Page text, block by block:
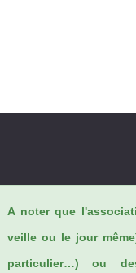
A noter que
veille ou le jour
particulier…) ou